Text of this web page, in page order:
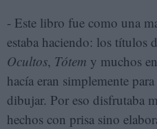
- Este libro fue como una
estaba haciendo: los títulos
Ocultos, Tótem y muchos
hacía eran simplemente
dibujar. Por eso disfrutaba
hechos con prisa sino